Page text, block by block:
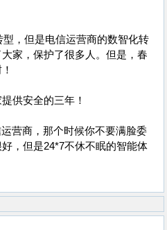
，但是电信运营商的数智化转
家，保护了很多人。但是，春
供安全的三年！
营商，那个时候你不要满脸委
，但是24*7不休不眠的智能体